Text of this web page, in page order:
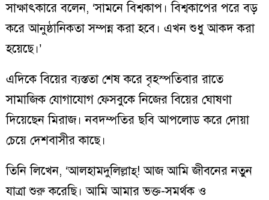
সাক্ষাৎকারে বলেন, ‘সামনে বিশ্বকাপ। বিশ্বকাপের পরে বড়
করে আনুষ্ঠানিকতা সম্পন্ন করা হবে। এখন শুধু আকদ করা
হয়েছে।’
এদিকে বিয়ের ব্যস্ততা শেষ করে বৃহস্পতিবার রাতে
সামাজিক যোগাযোগ ফেসবুকে নিজের বিয়ের ঘোষণা
দিয়েছেন মিরাজ। নবদম্পতির ছবি আপলোড করে দোয়া
চেয়ে দেশবাসীর কাছে।
তিনি লিখেন, ‘আলহামদুলিল্লাহ্‌! আজ আমি জীবনের নতুন
যাত্রা শুরু করেছি। আমি আমার ভক্ত-সমর্থক ও